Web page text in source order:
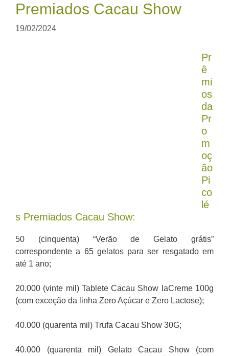
Premiados Cacau Show
19/02/2024
Pr
ê
mi
os
da
Pr
o
m
oç
ão
Pi
co
lé
s Premiados Cacau Show:
50 (cinquenta) “Verão de Gelato grátis”
correspondente a 65 gelatos para ser resgatado em
até 1 ano;
20.000 (vinte mil) Tablete Cacau Show laCreme 100g
(com exceção da linha Zero Açúcar e Zero Lactose);
40.000 (quarenta mil) Trufa Cacau Show 30G;
40.000 (quarenta mil) Gelato Cacau Show (com